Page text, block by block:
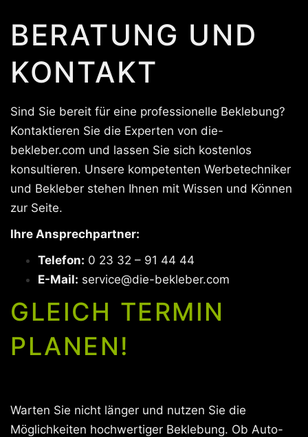
BERATUNG UND
KONTAKT
Sind Sie bereit für eine professionelle Beklebung?
Kontaktieren Sie die Experten von die-
bekleber.com und lassen Sie sich kostenlos
konsultieren. Unsere kompetenten Werbetechniker
und Bekleber stehen Ihnen mit Wissen und Können
zur Seite.
Ihre Ansprechpartner:
Telefon: 0 23 32 – 91 44 44
E-Mail: service@die-bekleber.com
GLEICH TERMIN
PLANEN!
Warten Sie nicht länger und nutzen Sie die
Möglichkeiten hochwertiger Beklebung. Ob Auto-